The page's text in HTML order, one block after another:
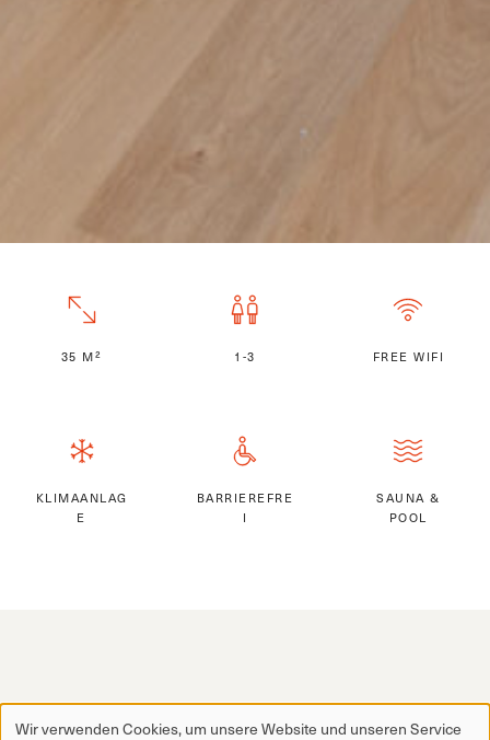
35 M² 1-3 FREE WIFI
KLIMAANLAG
E
BARRIEREFRE
I
SAUNA &
POOL
Wir verwenden Cookies, um unsere Website und unseren Service